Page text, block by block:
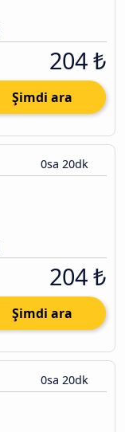
204 ₺
Şimdi ara
0sa 20dk
204 ₺
Şimdi ara
0sa 20dk